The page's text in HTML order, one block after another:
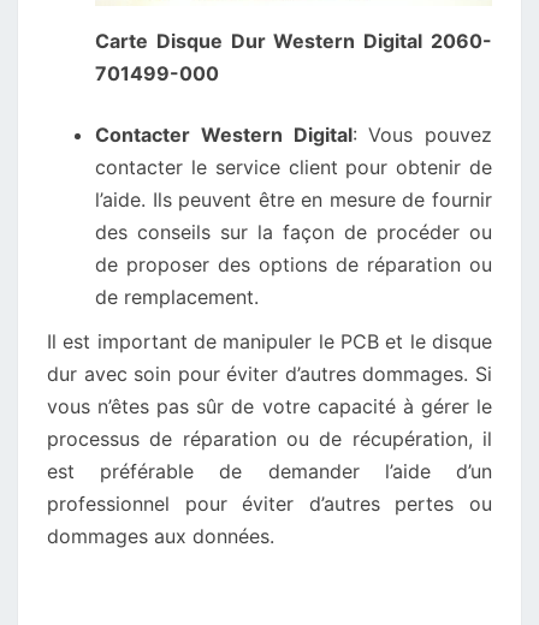
Carte Disque Dur Western Digital 2060-
701499-000
Contacter Western Digital: Vous pouvez
contacter le service client pour obtenir de
l’aide. Ils peuvent être en mesure de fournir
des conseils sur la façon de procéder ou
de proposer des options de réparation ou
de remplacement.
Il est important de manipuler le PCB et le disque
dur avec soin pour éviter d’autres dommages. Si
vous n’êtes pas sûr de votre capacité à gérer le
processus de réparation ou de récupération, il
est préférable de demander l’aide d’un
professionnel pour éviter d’autres pertes ou
dommages aux données.